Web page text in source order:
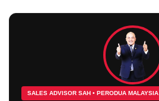
SALES ADVISOR SAH • PERODUA MALAYSIA